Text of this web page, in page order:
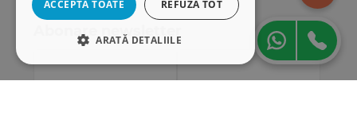
procesual civil, dar si celor deja familiarizati.
ACCEPTĂ TOATE REFUZĂ TOT
ARATĂ DETALIILE
Abonare newsletter